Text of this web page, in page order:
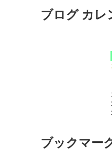
ブログ カレ
ブックマー